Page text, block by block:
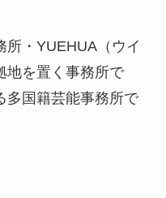
所・YUEHUA（ウイ
地を置く事務所で
多国籍芸能事務所で